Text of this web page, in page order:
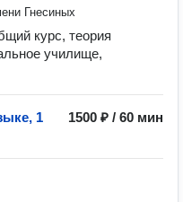
Гнесиных
курс, теория
училище,
1
1500 ₽ / 60 мин